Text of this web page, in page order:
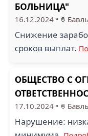
БОЛЬНИЦА"
16.12.2024 •
Снижение
сроков выплат.
ОБЩЕСТВО С
17.10.2024 •
Нарушение: